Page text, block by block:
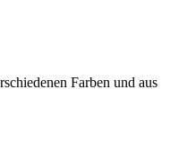
Farben und aus